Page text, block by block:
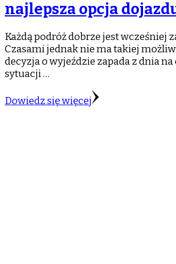
najlepsza opcja
Każdą podróż dobrze jest wcześniej
Czasami jednak nie ma takiej
decyzja o wyjeździe zapada z dnia
sytuacji …
Dowiedz się więcej